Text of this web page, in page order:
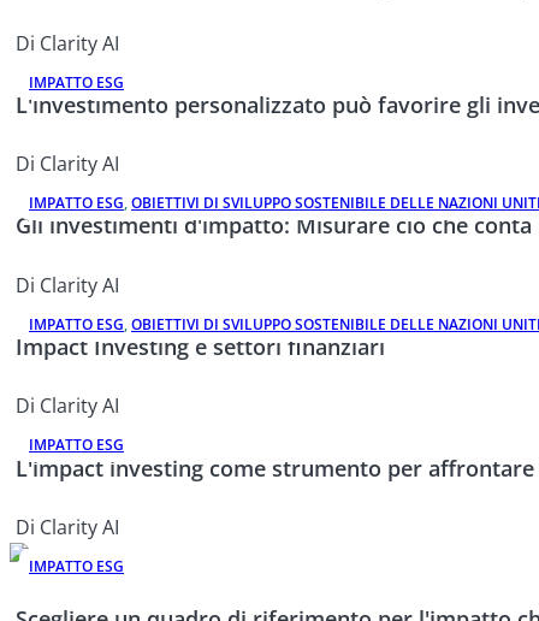
Di Clarity AI
IMPATTO ESG
L'investimento personalizzato può favorire gli
Di Clarity AI
IMPATTO ESG,OBIETTIVI DI SVILUPPO SOSTENIBILE DELLE NAZIONI
Gli investimenti d'impatto: Misurare ciò che conta
Di Clarity AI
IMPATTO ESG,OBIETTIVI DI SVILUPPO SOSTENIBILE DELLE NAZIONI
Impact Investing e settori finanziari
Di Clarity AI
IMPATTO ESG
L'impact investing come strumento per
Di Clarity AI
IMPATTO ESG